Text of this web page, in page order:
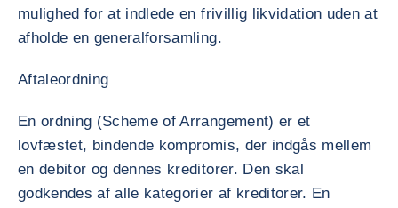
mulighed for at indlede en frivillig likvidation uden at
afholde en generalforsamling.
Aftaleordning
En ordning (Scheme of Arrangement) er et
lovfæstet, bindende kompromis, der indgås mellem
en debitor og dennes kreditorer. Den skal
godkendes af alle kategorier af kreditorer. En